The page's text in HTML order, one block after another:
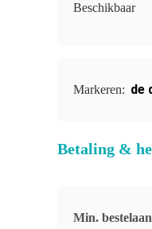
Beschikbaar
Markeren: de
Betaling &
Min.